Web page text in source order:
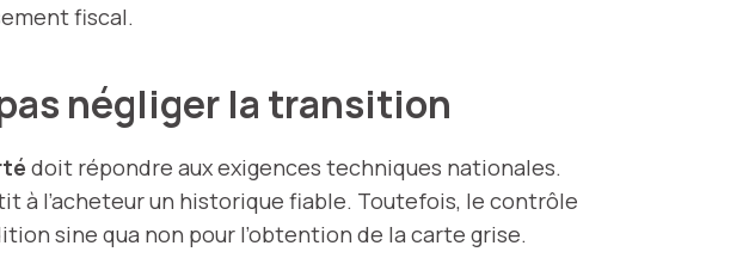
fiscal.
négliger la transition
doit répondre aux exigences techniques nationales.
à l’acheteur un historique fiable. Toutefois, le contrôle
sine qua non pour l’obtention de la carte grise.